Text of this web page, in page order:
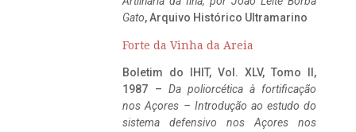
Gato, Arquivo Histórico Ultramarino
Forte da Vinha da Areia
Boletim do IHIT, Vol. XLV, Tomo II,
1987 – Da poliorcética à fortificação
nos Açores – Introdução ao estudo do
sistema defensivo nos Açores nos